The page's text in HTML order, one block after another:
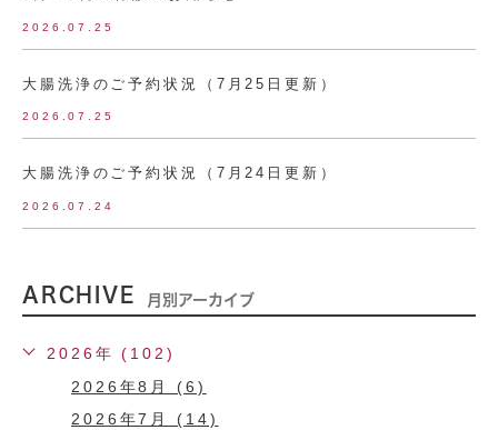
2026.07.25
大腸洗浄のご予約状況（7月25日更新）
2026.07.25
大腸洗浄のご予約状況（7月24日更新）
2026.07.24
ARCHIVE 月別アーカイブ
2026年 (102)
2026年8月 (6)
2026年7月 (14)